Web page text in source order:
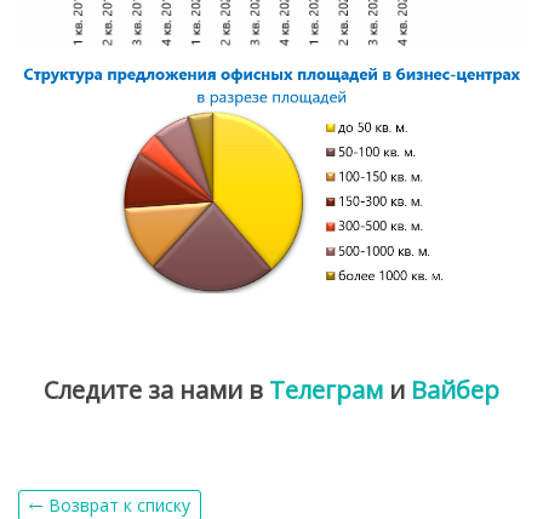
Следите за нами в Телеграм и Вайбер
Возврат к списку